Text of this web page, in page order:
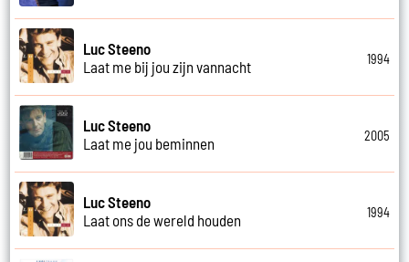
Luc Steeno
Laat me bij jou zijn vannacht
1994
Luc Steeno
Laat me jou beminnen
2005
Luc Steeno
Laat ons de wereld houden
1994